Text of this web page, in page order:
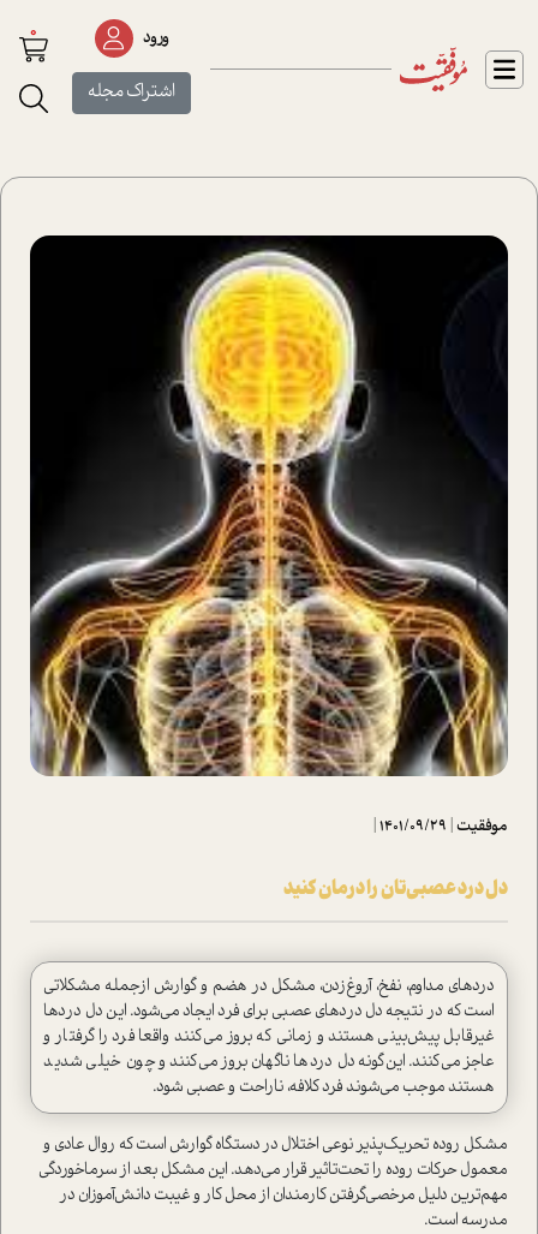
ورود
اشتراک مجله
0
موفقیت|
1401/09/29
|
دل درد عصبی‌تان را درمان کنید
دردهای مداوم، نفخ، آروغ‌زدن، مشکل در هضم و گوارش از‌جمله مشکلاتی
است که در نتیجه دل دردهای عصبی برای فرد ایجاد می‌شود. این دل دردها
غیر‌قابل پیش‌بینی هستند و زمانی که بروز می‌کنند واقعا فرد را گرفتار و
عاجز می‌کنند. این‌گونه دل دردها ناگهان بروز می‌کنند و چون خیلی شدید
هستند موجب می‌شوند فرد کلافه، ناراحت و عصبی شود.
مشکل روده تحریک‌پذیر نوعی اختلال در دستگاه گوارش است که روال عادی و
معمول حرکات روده را تحت‌تاثیر قرار می‌دهد. این مشکل بعد از سرماخوردگی
مهم‌ترین دلیل مرخصی‌گرفتن کارمندان از محل کار و غیبت دانش‌آموزان در
مدرسه است.